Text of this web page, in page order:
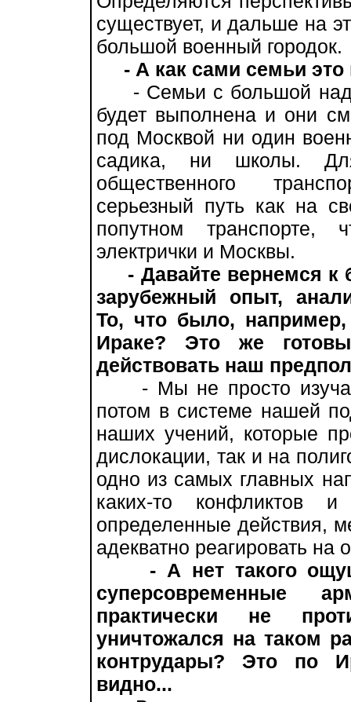
существует, и дальше на
большой военный городок.
- А как сами семьи
- Семьи с большой
будет выполнена и они
под Москвой ни один
садика, ни школы.
общественного
серьезный путь как на
попутном
электрички и Москвы.
- Давайте вернемся к
зарубежный опыт,
То, что было,
Ираке? Это же
действовать наш
- Мы не просто
потом в системе нашей
наших учений, которые
дислокации, так и на
одно из самых главных
каких-то конфликтов
определенные действия,
адекватно реагировать на
- А нет такого
суперсовременные
практически не
уничтожался на таком
контрудары? Это по
видно...